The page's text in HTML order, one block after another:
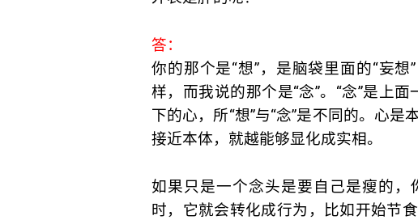
答：
你的那个是“想”，是脑袋里面的“妄
样，而我说的那个是“念”。“念”是上面
下的心，所“想”与“念”是不同的。心
接近本体，就越能够显化成实相。
如果只是一个念头是要自己是瘦的
时，它就会转化成行为，比如开始节